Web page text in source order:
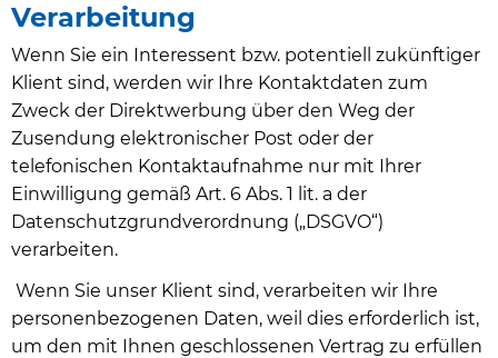
Verarbeitung
Wenn Sie ein Interessent bzw. potentiell zukünftiger
Klient sind, werden wir Ihre Kontaktdaten zum
Zweck der Direktwerbung über den Weg der
Zusendung elektronischer Post oder der
telefonischen Kontaktaufnahme nur mit Ihrer
Einwilligung gemäß Art. 6 Abs. 1 lit. a der
Datenschutzgrundverordnung („DSGVO“)
verarbeiten.
Wenn Sie unser Klient sind, verarbeiten wir Ihre
personenbezogenen Daten, weil dies erforderlich ist,
um den mit Ihnen geschlossenen Vertrag zu erfüllen